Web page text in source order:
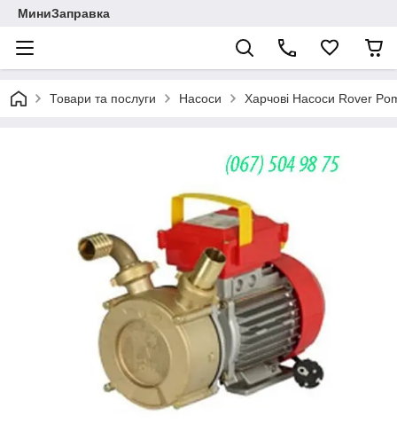
МиниЗаправка
Товари та послуги Насоси Харчові Насоси Rover